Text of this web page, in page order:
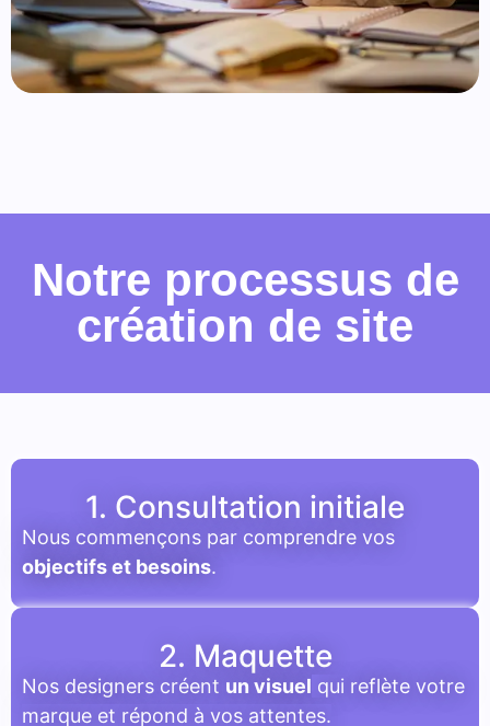
Notre processus de
création de site
1. Consultation initiale
Nous commençons par comprendre vos
objectifs et besoins.
2. Maquette
Nos designers créent un visuel qui reflète votre
marque et répond à vos attentes.